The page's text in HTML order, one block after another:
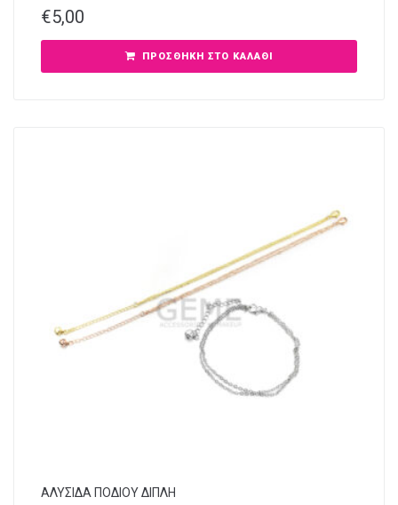
€5,00
ΠΡΟΣΘΉΚΗ ΣΤΟ ΚΑΛΆΘΙ
ΑΛΥΣΙΔΑ ΠΟΔΙΟΥ ΔΙΠΛΗ